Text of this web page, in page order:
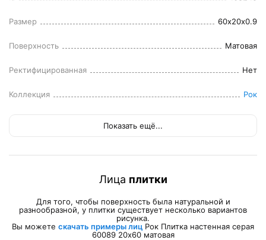
Размер 60x20x0.9
Поверхность Матовая
Ректифицированная Нет
Коллекция Рок
Показать ещё...
Лица плитки
Для того, чтобы поверхность была натуральной и
разнообразной, у плитки существует несколько вариантов
рисунка.
Вы можете скачать примеры лиц Рок Плитка настенная серая
60089 20х60 матовая